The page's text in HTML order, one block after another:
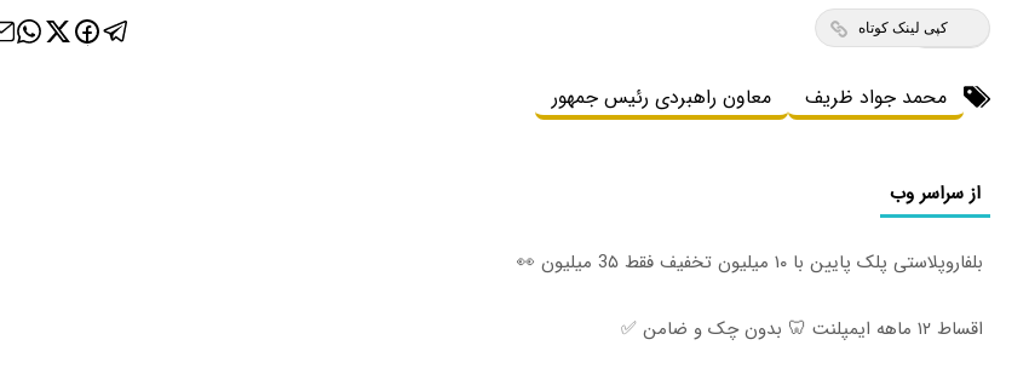
کپی لینک کوتاه
محمد جواد ظریف معاون راهبردی رئیس جمهور
از سراسر وب
بلفاروپلاستی پلک پایین با ۱۰ میلیون تخفیف فقط 3۵ میلیون 👀
اقساط ۱۲ ماهه ایمپلنت 🦷 بدون چک و ضامن ✅